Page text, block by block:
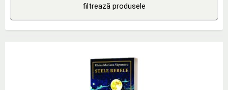
filtrează produsele